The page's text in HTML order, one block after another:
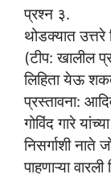
प्रश्न ३.
थोडक्यात उत्तरे
(टीप: खालील
लिहिता येऊ
प्रस्तावना:
गोविंद गारे
निसर्गाशी नाते
पाहणाऱ्या